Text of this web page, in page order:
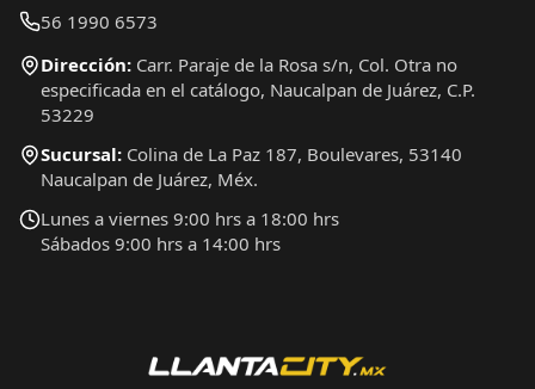
56 1990 6573
Dirección: Carr. Paraje de la Rosa s/n, Col. Otra no
especificada en el catálogo, Naucalpan de Juárez, C.P.
53229
Sucursal: Colina de La Paz 187, Boulevares, 53140
Naucalpan de Juárez, Méx.
Lunes a viernes 9:00 hrs a 18:00 hrs
Sábados 9:00 hrs a 14:00 hrs